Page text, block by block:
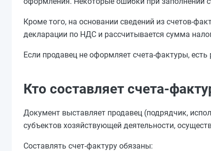
Кроме того, на основании сведений из счетов-
декларации по НДС и рассчитывается сумма
Если продавец не оформляет счета-фактуры, есть
Кто составляет счета-
Документ выставляет продавец (подрядчик,
субъектов хозяйствующей деятельности,
Составлять счет-фактуру обязаны: